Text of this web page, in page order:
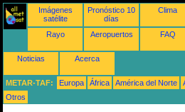
Imágenes
satélite
Pronóstico 10
días
Clima
Rayo Aeropuertos FAQ
Noticias Acerca
METAR-TAF: Europa África América del Norte
Otros